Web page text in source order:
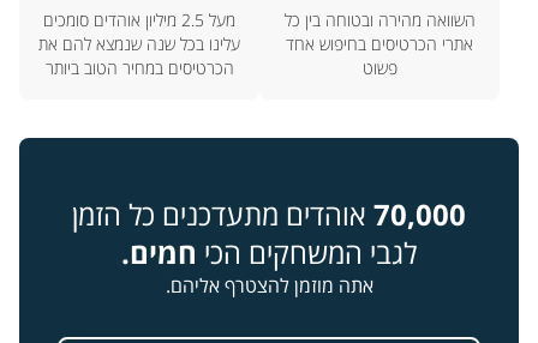
השוואה מהירה ובטוחה בין כל
אתרי הכרטיסים בחיפוש אחד
פשוט
מעל 2.5 מיליון אוהדים סומכים
עלינו בכל שנה שנמצא להם את
הכרטיסים במחיר הטוב ביותר
70,000 אוהדים מתעדכנים כל הזמן
לגבי המשחקים הכי חמים.
אתה מוזמן להצטרף אליהם.